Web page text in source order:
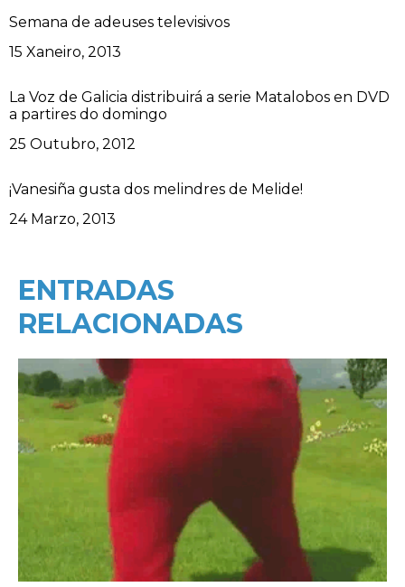
Semana de adeuses televisivos
Data
15 Xaneiro, 2013
La Voz de Galicia distribuirá a serie Matalobos en DVD
a partires do domingo
Data
25 Outubro, 2012
¡Vanesiña gusta dos melindres de Melide!
Data
24 Marzo, 2013
ENTRADAS
RELACIONADAS